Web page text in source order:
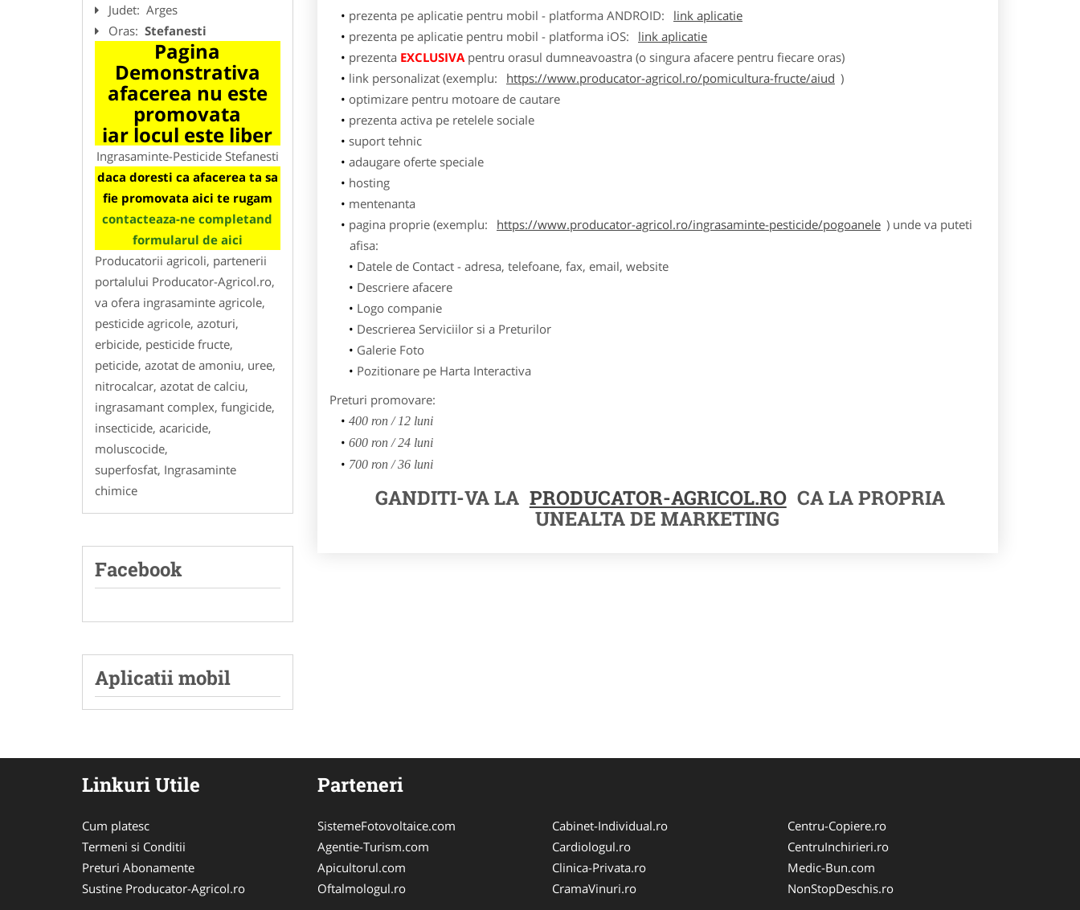
Judet: Arges
Oras: Stefanesti
Pagina
Demonstrativa
afacerea nu este
promovata
iar locul este liber
Ingrasaminte-Pesticide Stefanesti
daca doresti ca afacerea ta sa
fie promovata aici te rugam
contacteaza-ne completand
formularul de aici
Producatorii agricoli, partenerii
portalului Producator-Agricol.ro,
va ofera ingrasaminte agricole,
pesticide agricole, azoturi,
erbicide, pesticide fructe,
peticide, azotat de amoniu, uree,
nitrocalcar, azotat de calciu,
ingrasamant complex, fungicide,
insecticide, acaricide,
moluscocide,
superfosfat, Ingrasaminte
chimice
Facebook
Aplicatii mobil
prezenta pe aplicatie pentru mobil - platforma ANDROID:
link aplicatie
prezenta pe aplicatie pentru mobil - platforma iOS:
link aplicatie
prezenta EXCLUSIVApentru orasul dumneavoastra (o singura afacere pentru fiecare oras)
link personalizat (exemplu:
https://www.producator-agricol.ro/pomicultura-fructe/aiud )
optimizare pentru motoare de cautare
prezenta activa pe retelele sociale
suport tehnic
adaugare oferte speciale
hosting
mentenanta
pagina proprie (exemplu:
https://www.producator-agricol.ro/ingrasaminte-pesticide/pogoanele ) unde va puteti
afisa:
Datele de Contact - adresa, telefoane, fax, email, website
Descriere afacere
Logo companie
Descrierea Serviciilor si a Preturilor
Galerie Foto
Pozitionare pe Harta Interactiva
Preturi promovare:
400 ron / 12 luni
600 ron / 24 luni
700 ron / 36 luni
GANDITI-VA LA PRODUCATOR-AGRICOL.RO CA LA PROPRIA
UNEALTA DE MARKETING
Linkuri Utile
Cum platesc
Termeni si Conditii
Preturi Abonamente
Sustine Producator-Agricol.ro
Parteneri
SistemeFotovoltaice.com
Agentie-Turism.com
Apicultorul.com
Oftalmologul.ro
Cabinet-Individual.ro
Cardiologul.ro
Clinica-Privata.ro
CramaVinuri.ro
Centru-Copiere.ro
CentruInchirieri.ro
Medic-Bun.com
NonStopDeschis.ro